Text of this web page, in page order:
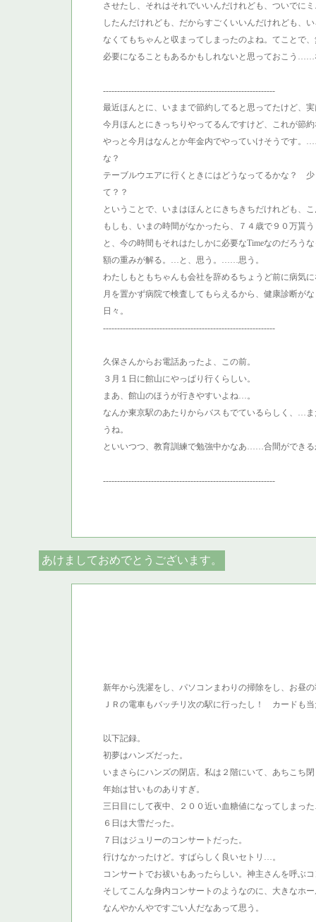
させたし、それはそれでいいんだけれども、ついでに
したんだけれども、だからすごくいいんだけれども、
なくてもちゃんと収まってしまったのよね。てことで
必要になることもあるかもしれないと思っておこう
-------------------------------------------------------------
最近ほんとに、いままで節約してると思ってたけど、
今月ほんとにきっちりやってるんですけど、これが節
やっと今月はなんとか年金内でやっていけそうです
な？
テーブルウエアに行くときにはどうなってるかな？
て？？
ということで、いまはほんとにきちきちだけれども、
もしも、いまの時間がなかったら、７４歳で９０万貰
と、今の時間もそれはたしかに必要なTimeなのだろう
額の重みが解る。…と、思う。……思う。
わたしもともちゃんも会社を辞めるちょうど前に病気
月を置かず病院で検査してもらえるから、健康診断が
日々。
-------------------------------------------------------------
久保さんからお電話あったよ、この前。
３月１日に館山にやっぱり行くらしい。
まあ、館山のほうが行きやすいよね…。
なんか東京駅のあたりからバスもでているらしく、…
うね。
といいつつ、教育訓練で勉強中かなあ……合間ができ
-------------------------------------------------------------
あけましておめでとうございます。
新年から洗濯をし、パソコンまわりの掃除をし、お昼
ＪＲの電車もバッチリ次の駅に行ったし！ カードも
以下記録。
初夢はハンズだった。
いまさらにハンズの閉店。私は２階にいて、あちこち
年始は甘いものありすぎ。
三日目にして夜中、２００近い血糖値になってしまっ
６日は大雪だった。
７日はジュリーのコンサートだった。
行けなかったけど。すばらしく良いセトリ…。
コンサートでお祓いもあったらしい。神主さんを呼ぶ
そしてこんな身内コンサートのようなのに、大きなホ
なんやかんやですごい人だなあって思う。